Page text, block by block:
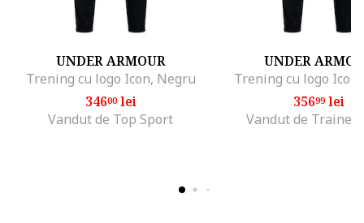
UNDER ARMOUR
Trening cu logo Icon, Negru
34600lei
Vandut de Top Sport
UNDER
Trening cu logo
35699lei
Vandut de